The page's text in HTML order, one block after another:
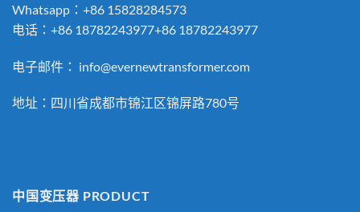
Whatsapp：+86 15828284573
电话：+86 18782243977+86 18782243977
电子邮件： info@evernewtransformer.com
地址：四川省成都市锦江区锦屏路780号
中国变压器 PRODUCT